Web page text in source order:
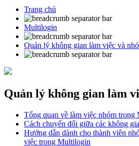
Trang chủ
Multilogin
Quản lý không gian làm việc và
Quản lý không gian làm
Tổng quan về làm việc nhóm trong
Cách chuyển đổi giữa các không
Hướng dẫn dành cho thành viên
việc trong Multilogin